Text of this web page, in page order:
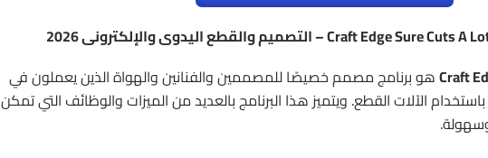
Craftهو برنامج مصمم خصيصًا للمصممين والفنانين والهواة الذين يعملون في
الآلات القطع. ويتميز هذا البرنامج بالعديد من الميزات والوظائف التي تمكن